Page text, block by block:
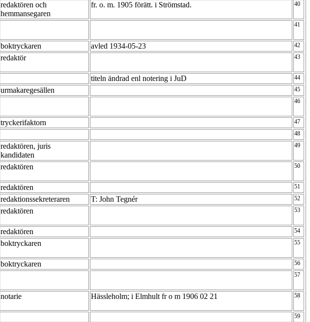
redaktören och
hemmansegaren
fr. o. m. 1905 förätt. i Strömstad. 40
41
boktryckaren avled 1934-05-23 42
redaktör 43
titeln ändrad enl notering i JuD 44
urmakaregesällen 45
46
tryckerifaktorn 47
48
redaktören, juris
kandidaten
49
redaktören 50
redaktören 51
redaktionssekreteraren T: John Tegnér 52
redaktören 53
redaktören 54
boktryckaren 55
boktryckaren 56
57
notarie Hässleholm; i Elmhult fr o m 1906 02 21 58
59